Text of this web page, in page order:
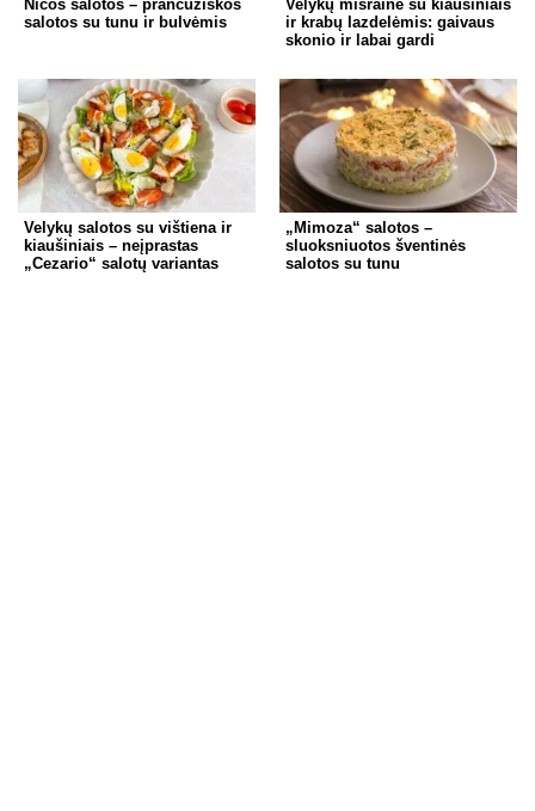
Nicos salotos – prancūziškos
salotos su tunu ir bulvėmis
Velykų mišrainė su kiaušiniais
ir krabų lazdelėmis: gaivaus
skonio ir labai gardi
Velykų salotos su vištiena ir
kiaušiniais – neįprastas
„Cezario“ salotų variantas
„Mimoza“ salotos –
sluoksniuotos šventinės
salotos su tunu